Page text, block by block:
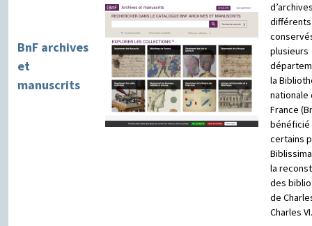
BnF archives
et
manuscrits
plusieurs
la
nationale
France
bénéficié
certains
la
des
de
Charles VI.